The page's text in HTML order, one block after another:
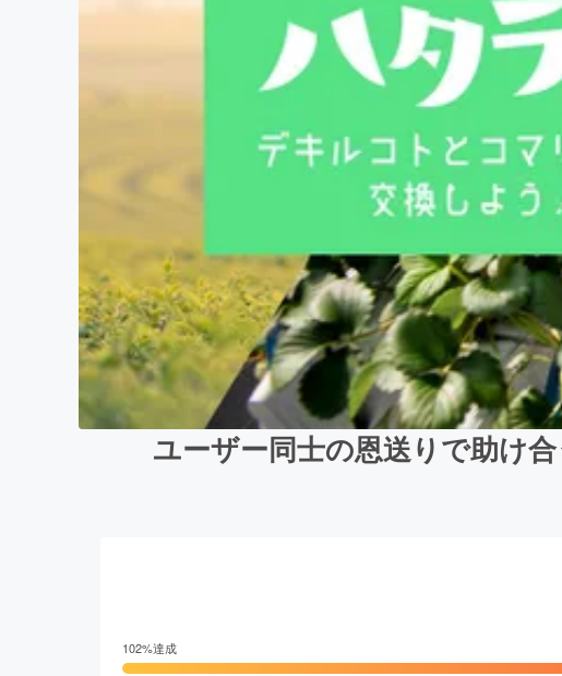
ユーザー同士の恩送りで助け
102%達成